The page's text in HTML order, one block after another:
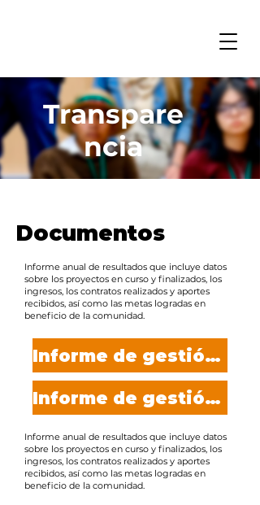
Transpare
ncia
Documentos
Informe anual de resultados que incluye datos
sobre los proyectos en curso y finalizados, los
ingresos, los contratos realizados y aportes
recibidos, así como las metas logradas en
beneficio de la comunidad.
Informe de gestión 2025
Informe de gestión 2024
Informe anual de resultados que incluye datos
sobre los proyectos en curso y finalizados, los
ingresos, los contratos realizados y aportes
recibidos, así como las metas logradas en
beneficio de la comunidad.